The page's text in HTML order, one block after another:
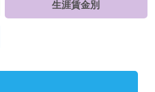
生涯賃金別